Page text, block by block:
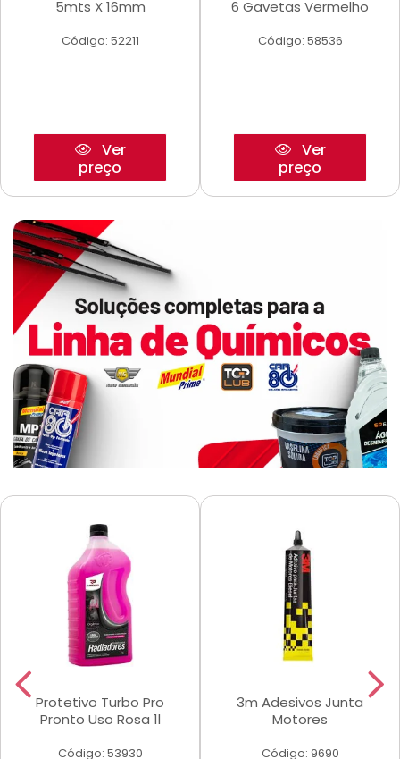
5mts X 16mm
Código: 52211
Ver
preço
6 Gavetas Vermelho
Código: 58536
Ver
preço
Protetivo Turbo Pro
Pronto Uso Rosa 1l
Código: 53930
3m Adesivos Junta
Motores
Código: 9690